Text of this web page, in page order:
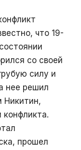
что 19-
со своей
силу и
нее решил
Никитин,
прошел